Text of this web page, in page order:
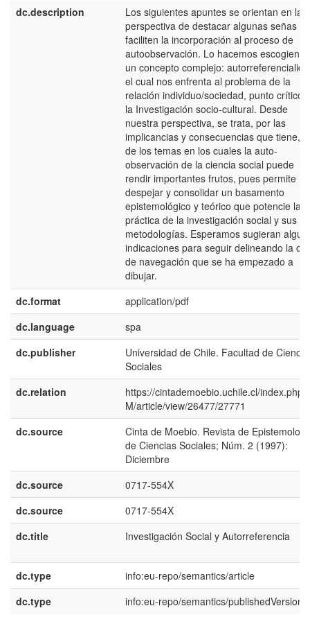
dc.description
Los siguientes apuntes se orientan en la
perspectiva de destacar algunas señas
faciliten la incorporación al proceso de
autoobservación. Lo hacemos escogiendo
un concepto complejo:
el cual nos enfrenta al problema de la
relación individuo/sociedad, punto crítico
la Investigación socio-cultural. Desde
nuestra perspectiva, se trata, por las
implicancias y consecuencias que tiene,
de los temas en los cuales la auto-
observación de la ciencia social puede
rendir importantes frutos, pues permite
despejar y consolidar un basamento
epistemológico y teórico que potencie la
práctica de la investigación social y sus
metodologías. Esperamos sugieran
indicaciones para seguir delineando la
de navegación que se ha empezado a
dibujar.
dc.format
application/pdf
dc.language
spa
dc.publisher
Universidad de Chile. Facultad de
Sociales
dc.relation
https://cintademoebio.uchile.cl/index.php/
M/article/view/26477/27771
dc.source
Cinta de Moebio. Revista de
de Ciencias Sociales; Núm. 2 (1997):
Diciembre
dc.source
0717-554X
dc.source
0717-554X
dc.title
Investigación Social y Autorreferencia
dc.type
info:eu-repo/semantics/article
dc.type
info:eu-repo/semantics/publishedVersion